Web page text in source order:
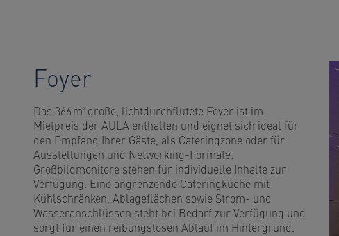
Foyer
Das 366 m² große, lichtdurchflutete Foyer ist im
Mietpreis der AULA enthalten und eignet sich ideal für
den Empfang Ihrer Gäste, als Cateringzone oder für
Ausstellungen und Networking-Formate.
Großbildmonitore stehen für individuelle Inhalte zur
Verfügung. Eine angrenzende Cateringküche mit
Kühlschränken, Ablageflächen sowie Strom- und
Wasseranschlüssen steht bei Bedarf zur Verfügung und
sorgt für einen reibungslosen Ablauf im Hintergrund.